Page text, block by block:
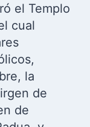
el Templo
cual
la
de
de